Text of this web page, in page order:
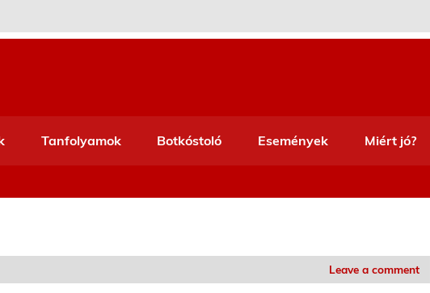
Tanfolyamok Botkóstoló Események Miért jó?
Leave a comment